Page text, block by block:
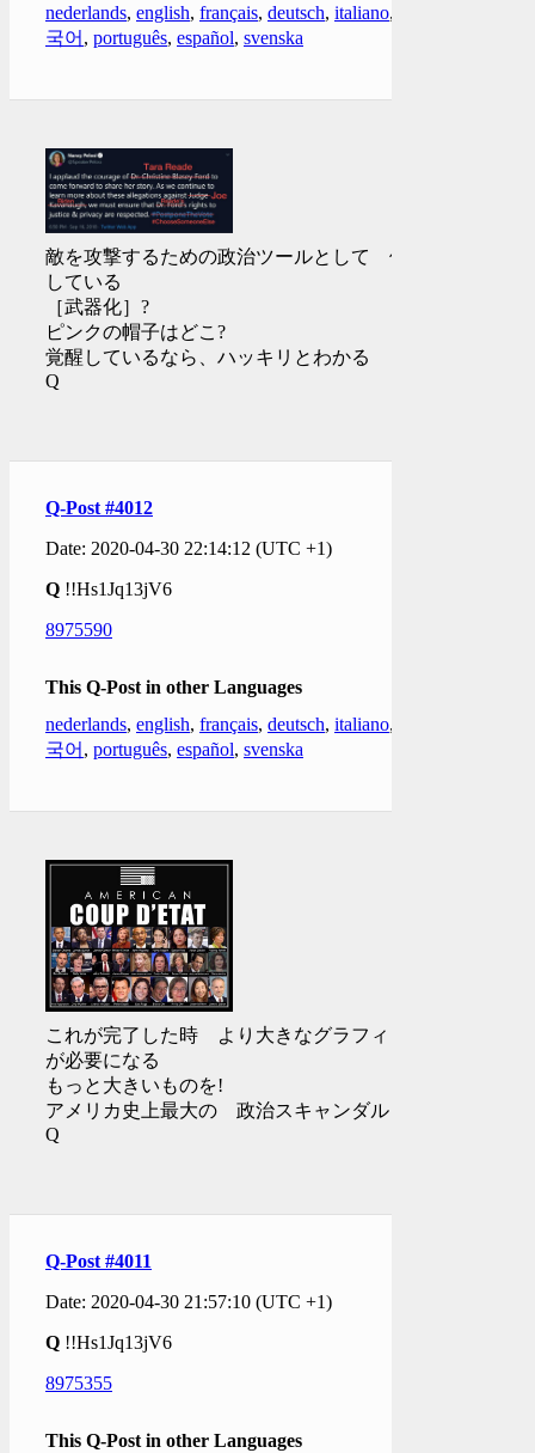
nederlands, english, français, deutsch, italiano,
국어 , português, español, svenska
敵を攻撃するための政治ツールとして 使用
している
［武器化］?
ピンクの帽子はどこ?
覚醒しているなら、ハッキリとわかる
Q
Q-Post #4012
Date: 2020-04-30 22:14:12 (UTC +1)
Q !!Hs1Jq13jV6
8975590
This Q-Post in other Languages
nederlands, english, français, deutsch, italiano,
국어 , português, español, svenska
これが完了した時 より大きなグラフィック
が必要になる
もっと大きいものを!
アメリカ史上最大の 政治スキャンダル
Q
Q-Post #4011
Date: 2020-04-30 21:57:10 (UTC +1)
Q !!Hs1Jq13jV6
8975355
This Q-Post in other Languages